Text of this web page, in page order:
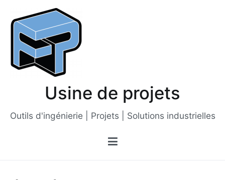
contenu
Usine de projets
Outils d'ingénierie | Projets | Solutions industrielles